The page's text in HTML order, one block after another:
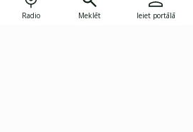
Radio Meklēt Ieiet portālā